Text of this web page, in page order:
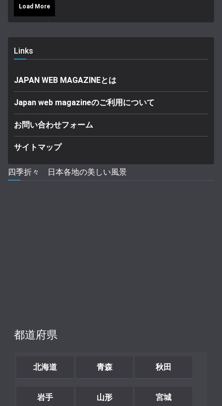
Load More
Links
JAPAN WEB MAGAZINEとは
Japan web magazineのご利用について
お問い合わせフォーム
サイトマップ
四季折々 日本各地の美しい風景
都道府県
北海道 青森 秋田
岩手 山形 宮城